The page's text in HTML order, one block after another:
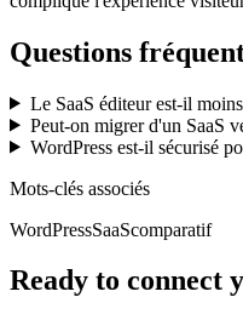
Questions
Le SaaS éditeur est-il
Peut-on migrer d'un SaaS
WordPress est-il sécurisé
Mots-clés associés
WordPressSaaScomparatif
Ready to connect